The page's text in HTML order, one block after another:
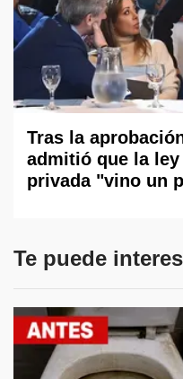
Tras la
admitió que la
privada "vino un
Te puede